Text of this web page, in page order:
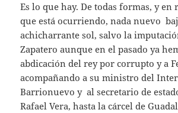
Es lo que hay. De todas formas, y en
que está ocurriendo, nada nuevo
achicharrante sol, salvo la
Zapatero aunque en el pasado ya
abdicación del rey por corrupto y a
acompañando a su ministro del
Barrionuevo y al secretario de
Rafael Vera, hasta la cárcel de